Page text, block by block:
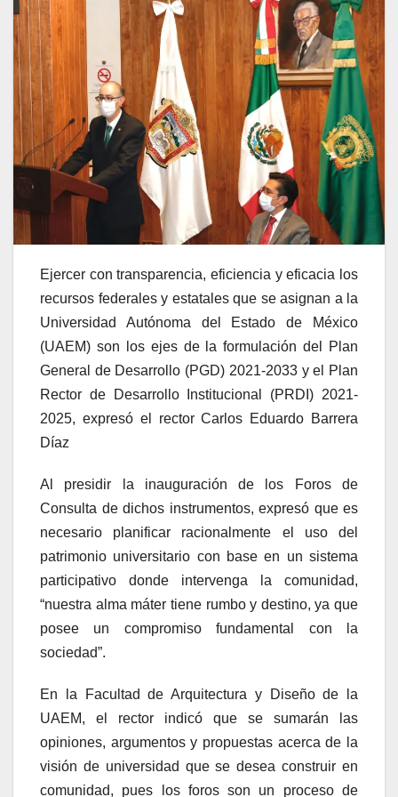
Ejercer con transparencia, eficiencia y eficacia los
recursos federales y estatales que se asignan a la
Universidad Autónoma del Estado de México
(UAEM) son los ejes de la formulación del Plan
General de Desarrollo (PGD) 2021-2033 y el Plan
Rector de Desarrollo Institucional (PRDI) 2021-
2025, expresó el rector Carlos Eduardo Barrera
Díaz
Al presidir la inauguración de los Foros de
Consulta de dichos instrumentos, expresó que es
necesario planificar racionalmente el uso del
patrimonio universitario con base en un sistema
participativo donde intervenga la comunidad,
“nuestra alma máter tiene rumbo y destino, ya que
posee un compromiso fundamental con la
sociedad”.
En la Facultad de Arquitectura y Diseño de la
UAEM, el rector indicó que se sumarán las
opiniones, argumentos y propuestas acerca de la
visión de universidad que se desea construir en
comunidad, pues los foros son un proceso de